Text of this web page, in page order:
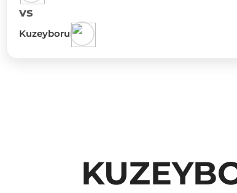
vs
Kuzeyboru